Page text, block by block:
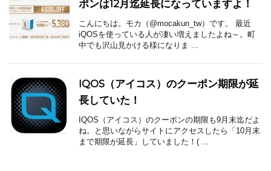
ポンは12月迄延長になっていますよ！
こんにちは。モカ（@mocakun_tw）です。 最近
iQOSを使っている人が凄い増えましたよね～。町
中でも沢山見かける様になりま ...
IQOS（アイコス）のクーポン期限が延
長していた！
IQOS（アイコス）のクーポンの期限も9月末迄だよ
ね。と思いながらサイトにアクセスしたら「10月末
まで期限が延長」していました！( ...